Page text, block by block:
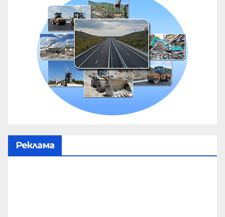
Реклама